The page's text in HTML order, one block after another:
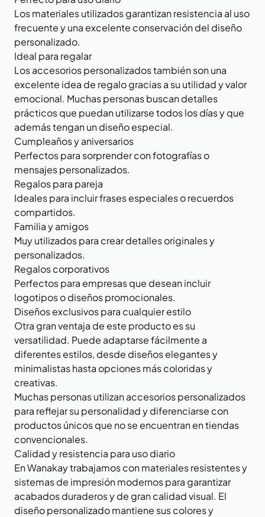
Los materiales utilizados garantizan resistencia al uso
frecuente y una excelente conservación del diseño
personalizado.
Ideal para regalar
Los accesorios personalizados también son una
excelente idea de regalo gracias a su utilidad y valor
emocional. Muchas personas buscan detalles
prácticos que puedan utilizarse todos los días y que
además tengan un diseño especial.
Cumpleaños y aniversarios
Perfectos para sorprender con fotografías o
mensajes personalizados.
Regalos para pareja
Ideales para incluir frases especiales o recuerdos
compartidos.
Familia y amigos
Muy utilizados para crear detalles originales y
personalizados.
Regalos corporativos
Perfectos para empresas que desean incluir
logotipos o diseños promocionales.
Diseños exclusivos para cualquier estilo
Otra gran ventaja de este producto es su
versatilidad. Puede adaptarse fácilmente a
diferentes estilos, desde diseños elegantes y
minimalistas hasta opciones más coloridas y
creativas.
Muchas personas utilizan accesorios personalizados
para reflejar su personalidad y diferenciarse con
productos únicos que no se encuentran en tiendas
convencionales.
Calidad y resistencia para uso diario
En Wanakay trabajamos con materiales resistentes y
sistemas de impresión modernos para garantizar
acabados duraderos y de gran calidad visual. El
diseño personalizado mantiene sus colores y